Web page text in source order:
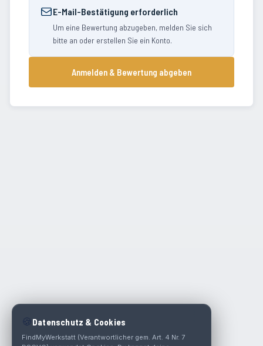
E-Mail-Bestätigung erforderlich
Um eine Bewertung abzugeben, melden Sie sich
bitte an oder erstellen Sie ein Konto.
Anmelden & Bewertung abgeben
🍪 Datenschutz & Cookies
FindMyWerkstatt (Verantwortlicher gem. Art. 4 Nr. 7